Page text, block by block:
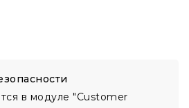
в модуле "Customer